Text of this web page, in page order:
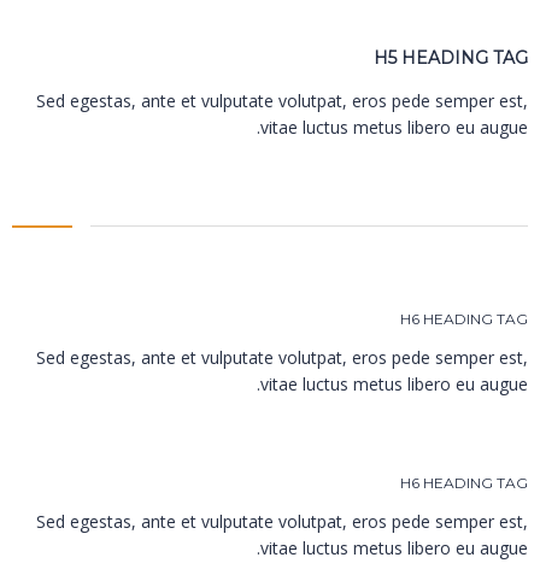
H5 HEADING TAG
Sed egestas, ante et vulputate volutpat, eros pede semper est,
vitae luctus metus libero eu augue.
H6 HEADING TAG
Sed egestas, ante et vulputate volutpat, eros pede semper est,
vitae luctus metus libero eu augue.
H6 HEADING TAG
Sed egestas, ante et vulputate volutpat, eros pede semper est,
vitae luctus metus libero eu augue.